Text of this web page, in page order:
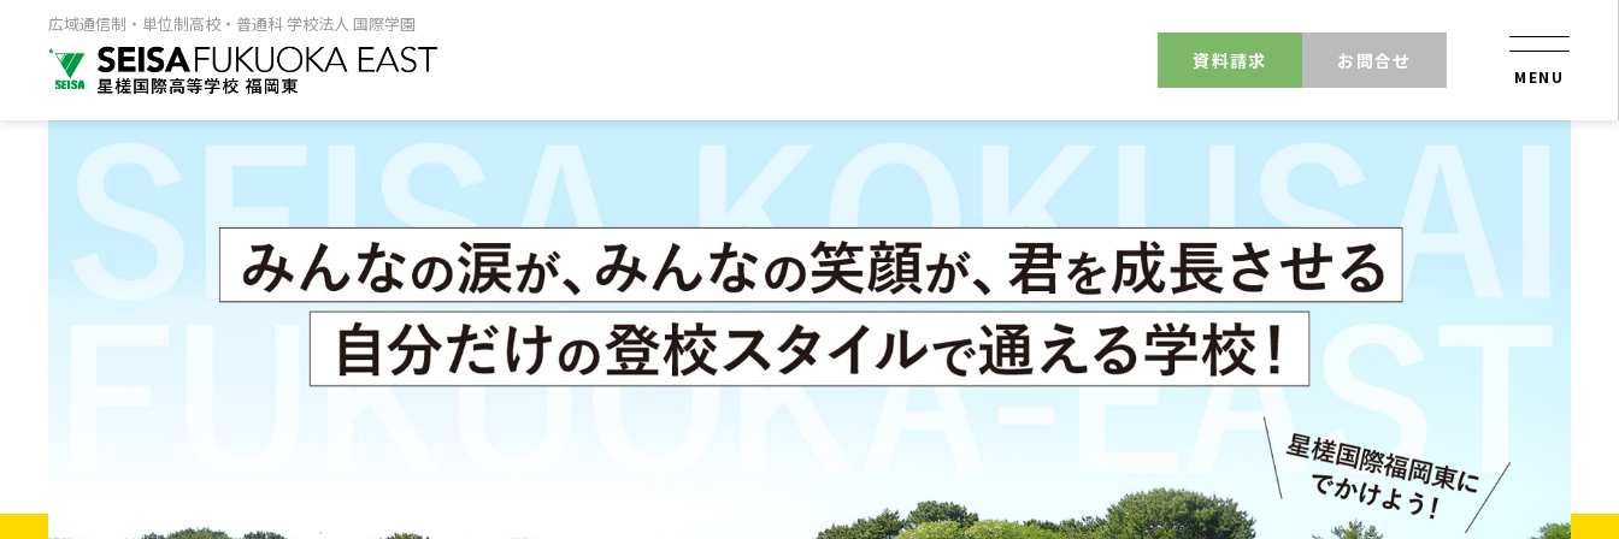
広域通信制・単位制高校・普通科 学校法人 国際学園
資料請求 お問合せ
MENU